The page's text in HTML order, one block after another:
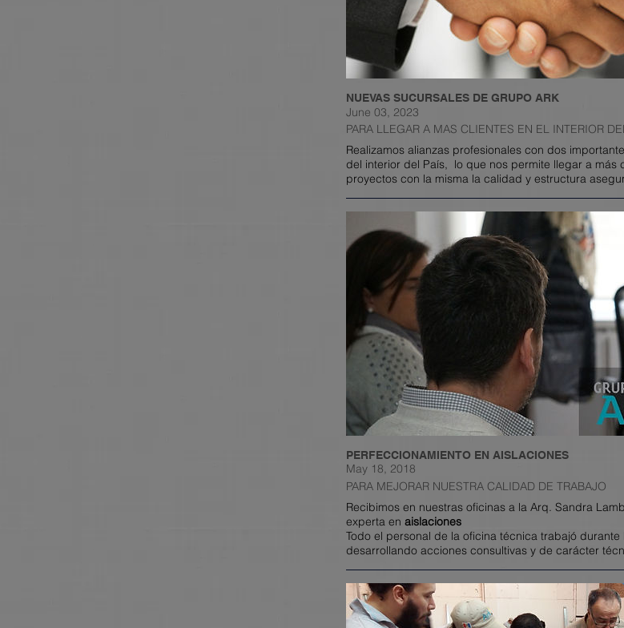
NUEVAS SUCURSALES DE GRUPO ARK
June 03, 2023
PARA LLEGAR A MAS CLIENTES EN EL INTERIOR
Realizamos alianzas profesionales con dos
del interior del País, lo que nos permite llegar a más
proyectos con la misma la calidad y estructura
PERFECCIONAMIENTO EN AISLACIONES
May 18, 2018
PARA MEJORAR NUESTRA CALIDAD DE TRABAJO
Recibimos en nuestras oficinas a la Arq. Sandra
experta en aislaciones
Todo el personal de la oficina técnica trabajó
desarrollando acciones consultivas y de carácter